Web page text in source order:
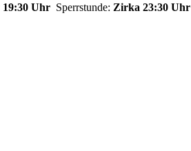
19:30 Uhr Sperrstunde: Zirka 23:30 Uhr